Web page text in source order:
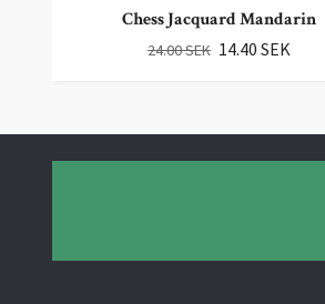
Chess Jacquard Mandarin
24.00 SEK 14.40 SEK